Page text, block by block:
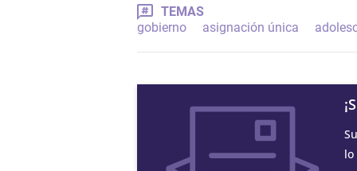
TEMAS
gobierno
asignación única